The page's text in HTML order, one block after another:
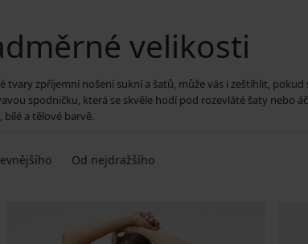
velikosti
zpříjemní nošení sukní a šatů, může vás i zeštíhlit,
spodničku, která se skvěle hodí pod rozevláté šaty nebo
bílé a tělové barvě.
Od nejdražšího